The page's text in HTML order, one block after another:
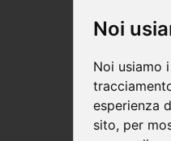
Noi
Noi usiamo
esperienza
sito, per